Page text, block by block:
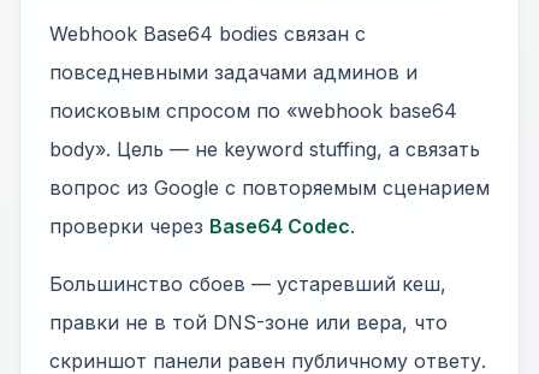
Webhook Base64 bodies связан с
повседневными задачами админов и
поисковым спросом по «webhook base64
body». Цель — не keyword stuffing, а связать
вопрос из Google с повторяемым сценарием
проверки через Base64 Codec.
Большинство сбоев — устаревший кеш,
правки не в той DNS-зоне или вера, что
скриншот панели равен публичному ответу.